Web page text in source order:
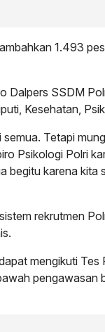
1.493
Dalpers SSDM
Kesehatan,
Tetapi
Psikologi Polri
begitu karena kita
rekrutmen
mengikuti Tes
pengawasan